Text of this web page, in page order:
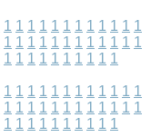
1 1 1 1 1 1 1 1 1 1 1 1
1 1 1 1 1 1 1 1 1 1 1 1
1 1 1 1 1 1 1 1 1 1
1 1 1 1 1 1 1 1 1 1 1 1
1 1 1 1 1 1 1 1 1 1 1 1
1 1 1 1 1 1 1 1 1 1